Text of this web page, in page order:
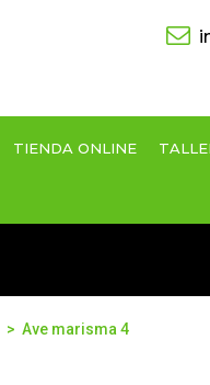
TIENDA ONLINE
Ave marisma 4